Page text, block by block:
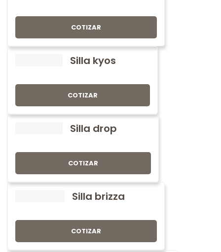
COTIZAR
Silla kyos
COTIZAR
Silla drop
COTIZAR
Silla brizza
COTIZAR